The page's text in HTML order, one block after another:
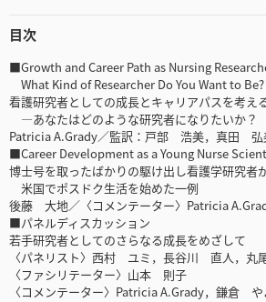
目次
■Growth and Career Path as Nursing
What Kind of Researcher Do You Want to Be?
看護研究者としての成長とキャリアパスを考え
―あなたはどのような研究者になりたいか？
Patricia A.Grady／監訳：戸部 浩美，真田 弘
■Career Development as a Young Nurse
博士号を取ったばかりの駆け出し看護学研究者
米国でポスドク生活を始めた一例
後藤 大地／〈コメンテーター〉Patricia
■パネルディスカッション
若手研究者としてのさらなる成長をめざして
〈パネリスト〉西村 ユミ，長谷川 直人，
〈ファシリテーター〉山本 則子
〈コメンテーター〉Patricia A.Grady，鎌倉